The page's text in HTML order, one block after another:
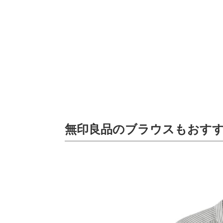
無印良品のブラウスもおす